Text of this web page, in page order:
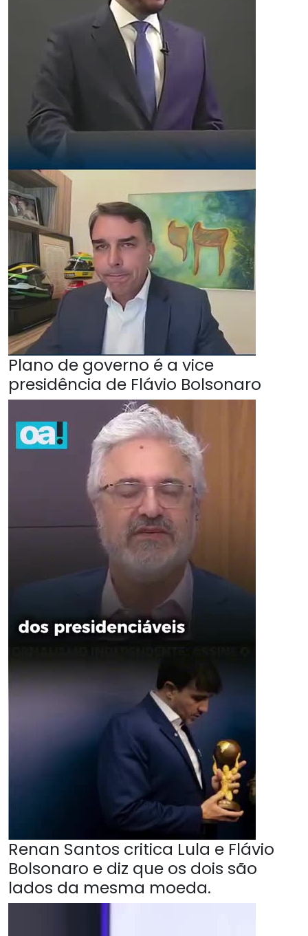
Plano de governo é a vice
presidência de Flávio Bolsonaro
Renan Santos critica Lula e Flávio
Bolsonaro e diz que os dois são
lados da mesma moeda.